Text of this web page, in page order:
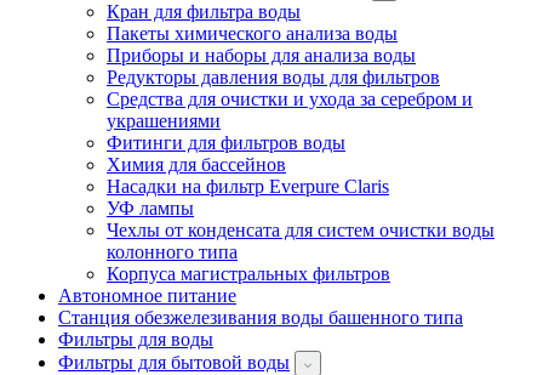
Кран для фильтра воды
Пакеты химического анализа воды
Приборы и наборы для анализа воды
Редукторы давления воды для фильтров
Средства для очистки и ухода за серебром и
украшениями
Фитинги для фильтров воды
Химия для бассейнов
Насадки на фильтр Everpure Claris
УФ лампы
Чехлы от конденсата для систем очистки воды
колонного типа
Корпуса магистральных фильтров
Автономное питание
Станция обезжелезивания воды башенного типа
Фильтры для воды
Фильтры для бытовой воды